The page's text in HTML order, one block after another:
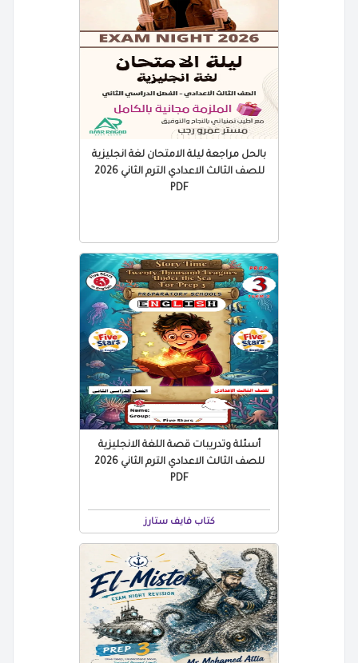
بالحل مراجعة ليلة الامتحان لغة انجليزية
للصف الثالث الاعدادي الترم الثاني 2026
PDF
أسئلة وتدريبات قصة اللغة الانجليزية
للصف الثالث الاعدادي الترم الثاني 2026
PDF
كتاب فايف ستارز